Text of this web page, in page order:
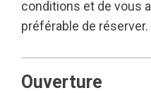
conditions et de vous
préférable de réserver.
Ouverture